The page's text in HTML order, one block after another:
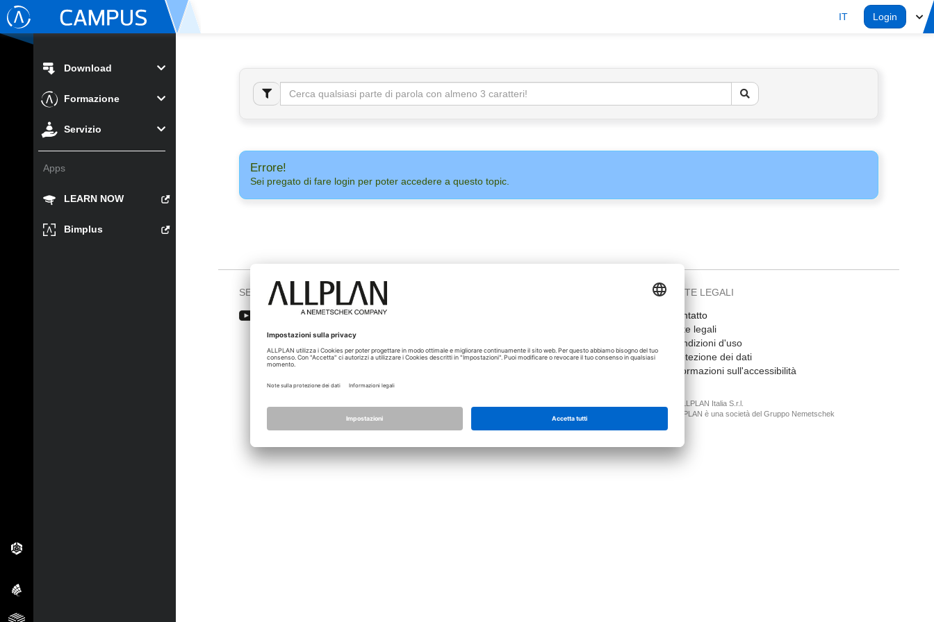
IT Login
Download
Formazione
Servizio
Apps
LEARN NOW
Bimplus
Errore!
Sei pregato di fare login per poter accedere a questo topic.
SEGUICI SU
Impostazioni privacy
NOTE LEGALI
Contatto
Note legali
Condizioni d'uso
Protezione dei dati
Informazioni sull'accessibilità
© ALLPLAN Italia S.r.l.
ALLPLAN è una società del Gruppo Nemetschek